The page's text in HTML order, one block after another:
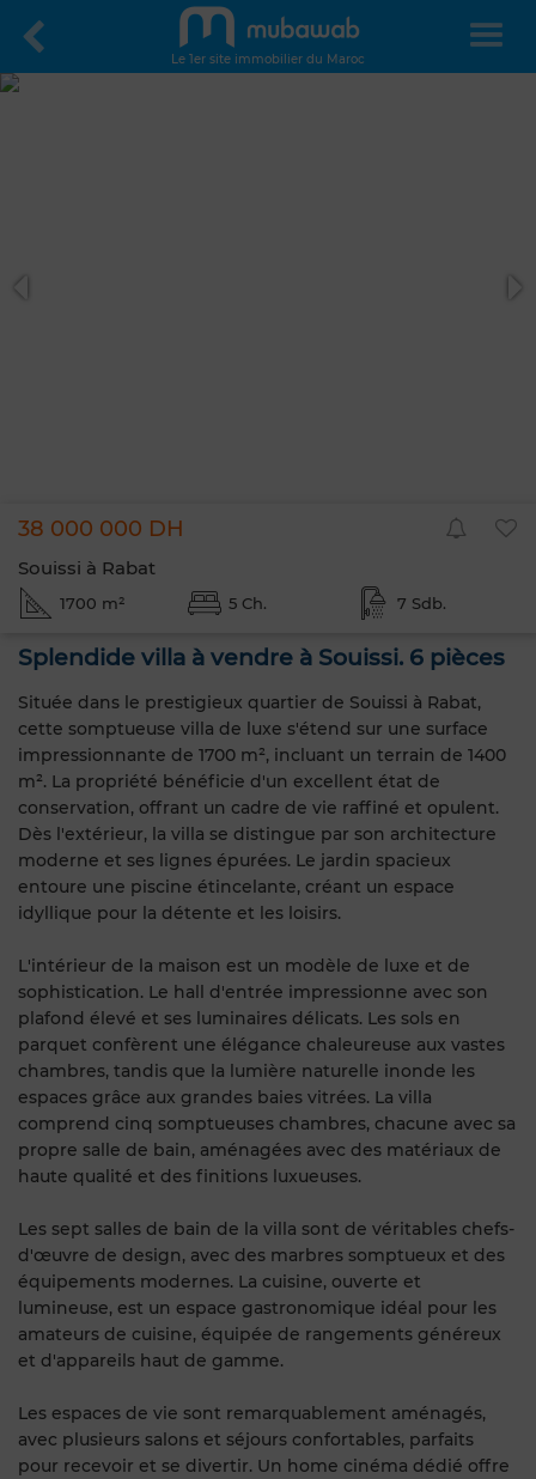
Le 1er site immobilier du Maroc
38 000 000 DH
Souissi à Rabat
1700 m² 5 Ch. 7 Sdb.
Splendide villa à vendre à Souissi. 6 pièces
Située dans le prestigieux quartier de Souissi à Rabat,
cette somptueuse villa de luxe s'étend sur une surface
impressionnante de 1700 m², incluant un terrain de 1400
m². La propriété bénéficie d'un excellent état de
conservation, offrant un cadre de vie raffiné et opulent.
Dès l'extérieur, la villa se distingue par son architecture
moderne et ses lignes épurées. Le jardin spacieux
entoure une piscine étincelante, créant un espace
idyllique pour la détente et les loisirs.
L'intérieur de la maison est un modèle de luxe et de
sophistication. Le hall d'entrée impressionne avec son
plafond élevé et ses luminaires délicats. Les sols en
parquet confèrent une élégance chaleureuse aux vastes
chambres, tandis que la lumière naturelle inonde les
espaces grâce aux grandes baies vitrées. La villa
comprend cinq somptueuses chambres, chacune avec sa
propre salle de bain, aménagées avec des matériaux de
haute qualité et des finitions luxueuses.
Les sept salles de bain de la villa sont de véritables chefs-
d'œuvre de design, avec des marbres somptueux et des
équipements modernes. La cuisine, ouverte et
lumineuse, est un espace gastronomique idéal pour les
amateurs de cuisine, équipée de rangements généreux
et d'appareils haut de gamme.
Les espaces de vie sont remarquablement aménagés,
avec plusieurs salons et séjours confortables, parfaits
pour recevoir et se divertir. Un home cinéma dédié offre